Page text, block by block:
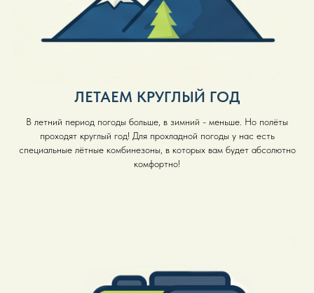
ЛЕТАЕМ КРУГЛЫЙ ГОД
В летний период погоды больше, в зимний - меньше. Но полёты
проходят круглый год! Для прохладной погоды у нас есть
специальные лётные комбинезоны, в которых вам будет абсолютно
комфортно!